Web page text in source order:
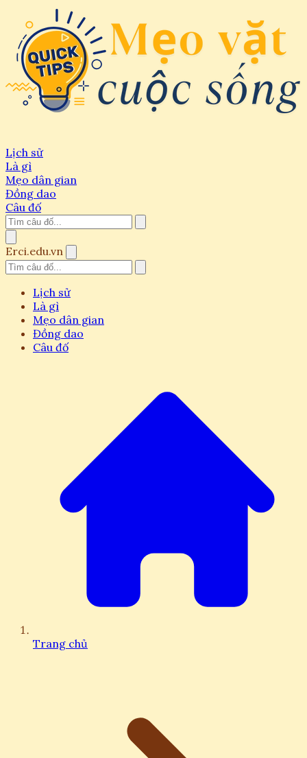
Lịch sử
Là gì
Mẹo dân gian
Đồng dao
Câu đố
Erci.edu.vn
Lịch sử
Là gì
Mẹo dân gian
Đồng dao
Câu đố
Trang chủ